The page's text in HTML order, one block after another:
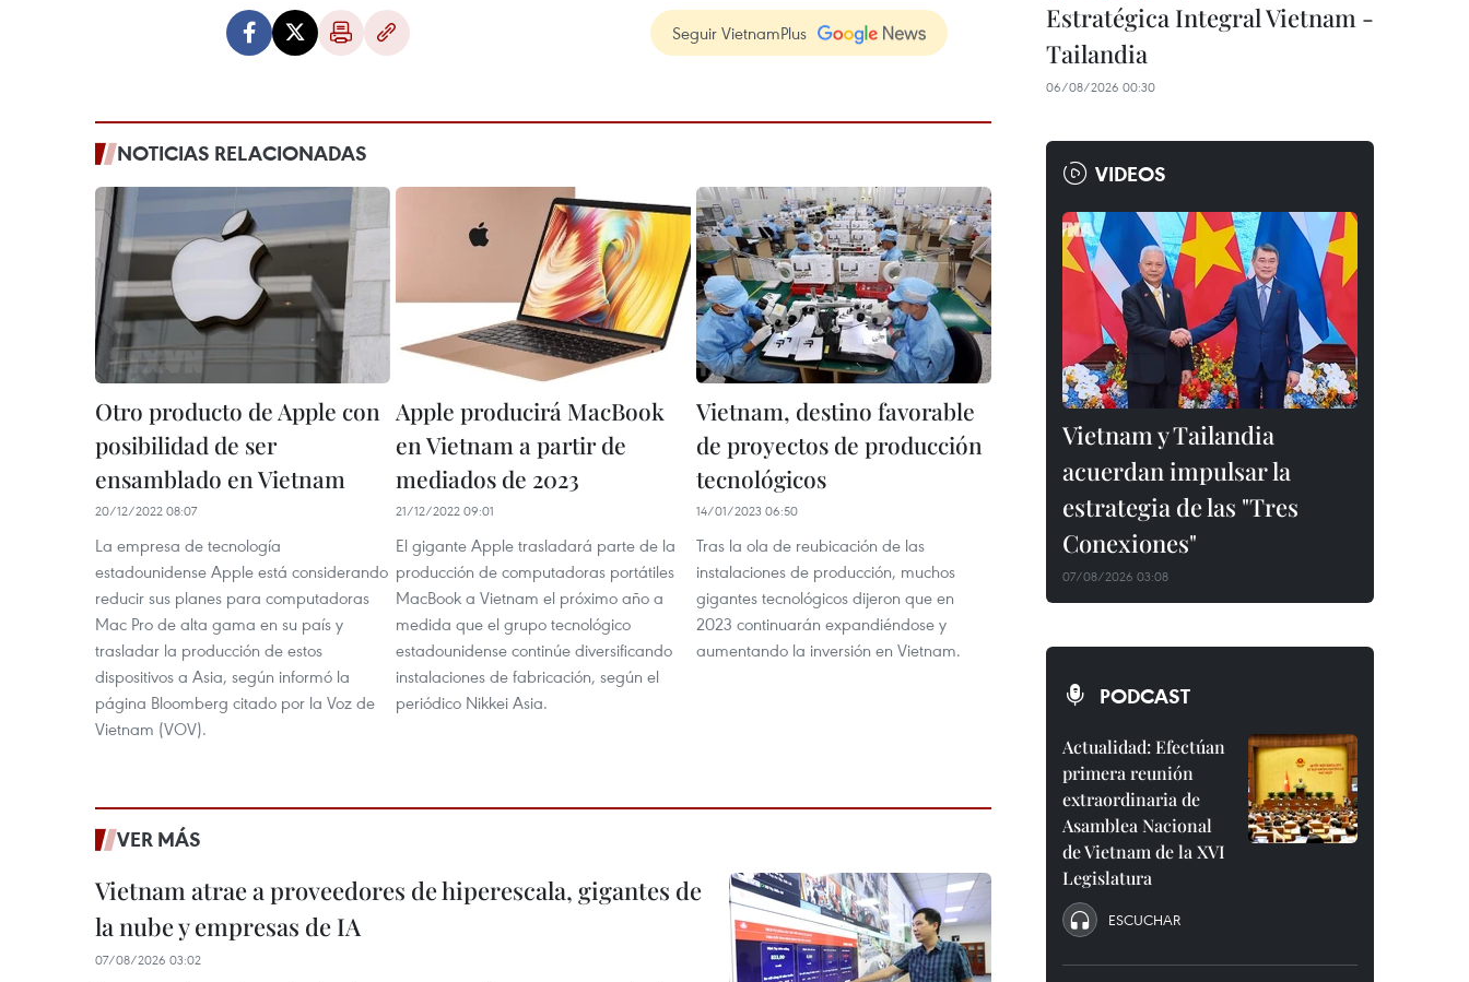
Seguir VietnamPlus
NOTICIAS RELACIONADAS
Otro producto de Apple con
posibilidad de ser
ensamblado en Vietnam
20/12/2022 08:07
La empresa de tecnología
estadounidense Apple está considerando
reducir sus planes para computadoras
Mac Pro de alta gama en su país y
trasladar la producción de estos
dispositivos a Asia, según informó la
página Bloomberg citado por la Voz de
Vietnam (VOV).
Apple producirá MacBook
en Vietnam a partir de
mediados de 2023
21/12/2022 09:01
El gigante Apple trasladará parte de la
producción de computadoras portátiles
MacBook a Vietnam el próximo año a
medida que el grupo tecnológico
estadounidense continúe diversificando
instalaciones de fabricación, según el
periódico Nikkei Asia.
Vietnam, destino favorable
de proyectos de producción
tecnológicos
14/01/2023 06:50
Tras la ola de reubicación de las
instalaciones de producción, muchos
gigantes tecnológicos dijeron que en
2023 continuarán expandiéndose y
aumentando la inversión en Vietnam.
VER MÁS
Vietnam atrae a proveedores de hiperescala, gigantes de
la nube y empresas de IA
07/08/2026 03:02
Estratégica Integral Vietnam -
Tailandia
06/08/2026 00:30
VIDEOS
Vietnam y Tailandia
acuerdan impulsar la
estrategia de las "Tres
Conexiones"
07/08/2026 03:08
PODCAST
Actualidad: Efectúan
primera reunión
extraordinaria de
Asamblea Nacional
de Vietnam de la XVI
Legislatura
ESCUCHAR